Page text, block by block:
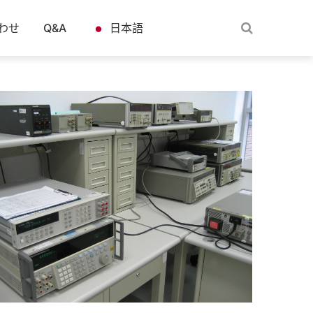
せ Q&A 日本語